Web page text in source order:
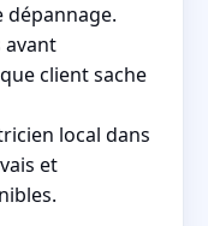
avant
client sache
local dans
et